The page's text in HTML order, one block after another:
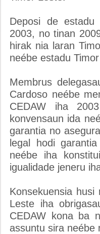
Deposi de estadu
2003, no tinan
hirak nia laran
neébe estadu
Membrus
Cardoso neébe
CEDAW iha
konvensaun ida
garantia no
legal hodi
neébe iha
igualidade jeneru
Konsekuensia husi
Leste iha
CEDAW kona ba
assuntu sira neébe